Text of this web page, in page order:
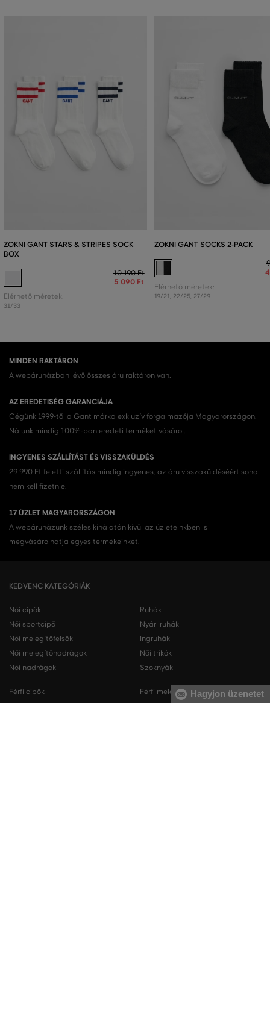
ZOKNI GANT STARS & STRIPES SOCK
BOX
10 190 Ft
5 090 Ft
Elérhető méretek:
31/33
ZOKNI GANT SOCKS 2-PACK
Elérhető méretek:
19/21, 22/25, 27/29
MINDEN RAKTÁRON
A webáruházban lévő összes áru raktáron van.
AZ EREDETISÉG GARANCIÁJA
Cégünk 1999-től a Gant márka exkluzív forgalmazója Magyarországon.
Nálunk mindig 100%-ban eredeti terméket vásárol.
INGYENES SZÁLLÍTÁST ÉS VISSZAKÜLDÉS
29 990 Ft feletti szállítás mindig ingyenes, az áru visszaküldéséért soha
nem kell fizetnie.
17 ÜZLET MAGYARORSZÁGON
A webáruházunk széles kínálatán kívül az üzleteinkben is
megvásárolhatja egyes termékeinket.
KEDVENC KATEGÓRIÁK
Női cipők
Női sportcipő
Női melegítőfelsők
Női melegítőnadrágok
Női nadrágok
Ruhák
Nyári ruhák
Ingruhák
Női trikók
Szoknyák
Férfi cipők
Férfi melegítőfelsőkHagyjon üzenetet